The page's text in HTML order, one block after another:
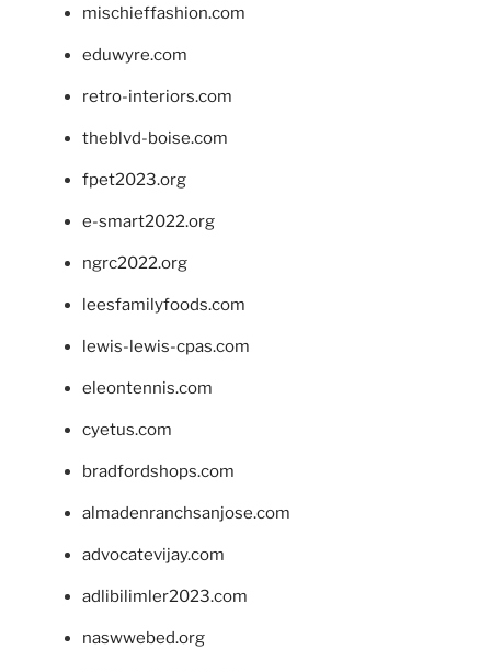
mischieffashion.com
eduwyre.com
retro-interiors.com
theblvd-boise.com
fpet2023.org
e-smart2022.org
ngrc2022.org
leesfamilyfoods.com
lewis-lewis-cpas.com
eleontennis.com
cyetus.com
bradfordshops.com
almadenranchsanjose.com
advocatevijay.com
adlibilimler2023.com
naswwebed.org